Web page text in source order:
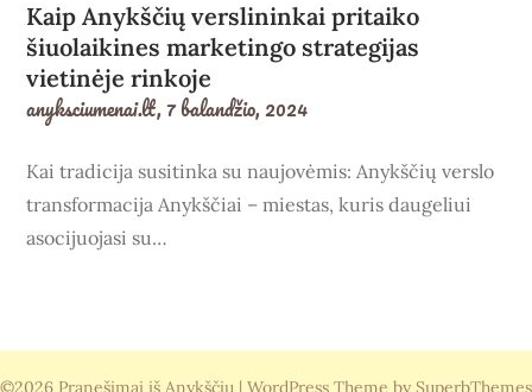
Kaip Anykščių verslininkai pritaiko
šiuolaikines marketingo strategijas
vietinėje rinkoje
anyksciumenai.lt,7 balandžio, 2024
Kai tradicija susitinka su naujovėmis: Anykščių verslo
transformacija Anykščiai – miestas, kuris daugeliui
asocijuojasi su…
©2026 Pranešimai iš Anykščių | WordPress Theme by SuperbThemes